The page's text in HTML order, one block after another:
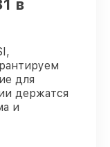
в
для
держатся
и